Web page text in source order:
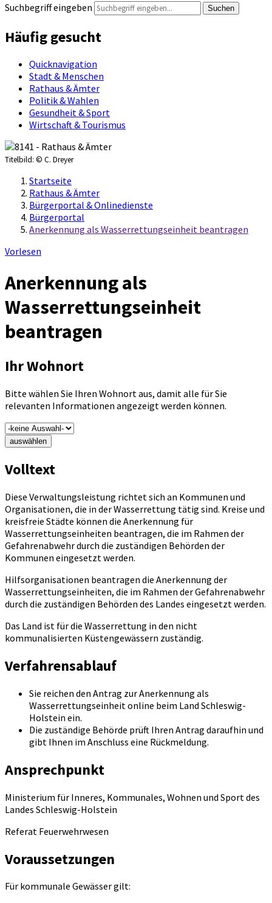
Suchbegriff eingeben Suchen
Häufig gesucht
Quicknavigation
Stadt & Menschen
Rathaus & Ämter
Politik & Wahlen
Gesundheit & Sport
Wirtschaft & Tourismus
Titelbild: © C. Dreyer
Startseite
Rathaus & Ämter
Bürgerportal & Onlinedienste
Bürgerportal
Anerkennung als Wasserrettungseinheit beantragen
Vorlesen
Anerkennung als
Wasserrettungseinheit
beantragen
Ihr Wohnort
Bitte wählen Sie Ihren Wohnort aus, damit alle für Sie
relevanten Informationen angezeigt werden können.
auswählen
Volltext
Diese Verwaltungsleistung richtet sich an Kommunen und
Organisationen, die in der Wasserrettung tätig sind. Kreise und
kreisfreie Städte können die Anerkennung für
Wasserrettungseinheiten beantragen, die im Rahmen der
Gefahrenabwehr durch die zuständigen Behörden der
Kommunen eingesetzt werden.
Hilfsorganisationen beantragen die Anerkennung der
Wasserrettungseinheiten, die im Rahmen der Gefahrenabwehr
durch die zuständigen Behörden des Landes eingesetzt werden.
Das Land ist für die Wasserrettung in den nicht
kommunalisierten Küstengewässern zuständig.
Verfahrensablauf
Sie reichen den Antrag zur Anerkennung als
Wasserrettungseinheit online beim Land Schleswig-
Holstein ein.
Die zuständige Behörde prüft Ihren Antrag daraufhin und
gibt Ihnen im Anschluss eine Rückmeldung.
Ansprechpunkt
Ministerium für Inneres, Kommunales, Wohnen und Sport des
Landes Schleswig-Holstein
Referat Feuerwehrwesen
Voraussetzungen
Für kommunale Gewässer gilt: